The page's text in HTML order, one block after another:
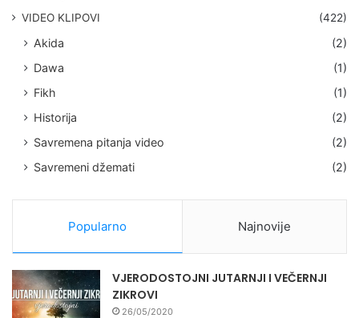
VIDEO KLIPOVI
(422)
Akida
(2)
Dawa
(1)
Fikh
(1)
Historija
(2)
Savremena pitanja video
(2)
Savremeni džemati
(2)
Popularno Najnovije
VJERODOSTOJNI JUTARNJI I VEČERNJI
ZIKROVI
26/05/2020